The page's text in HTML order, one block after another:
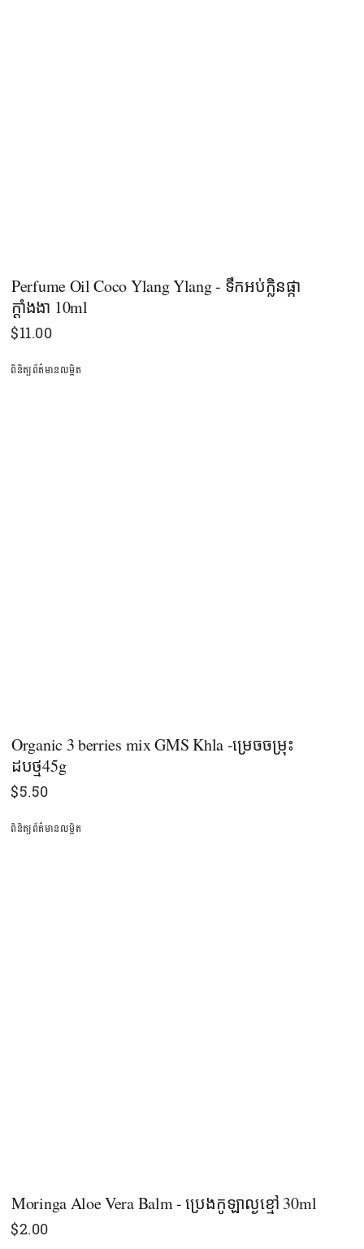
Perfume Oil Coco Ylang Ylang - ទឹកអប់ក្លិនផ្កា
ក្តាំងងា 10ml
$11.00
ពិនិត្យព័ត៌មានលម្អិត
Organic 3 berries mix GMS Khla -ម្រេច​ចម្រុះ​​
ដបថ្ម45g
$5.50
ពិនិត្យព័ត៌មានលម្អិត
Moringa Aloe Vera Balm - ប្រេងកូឡាល្ងខ្មៅ 30ml
$2.00